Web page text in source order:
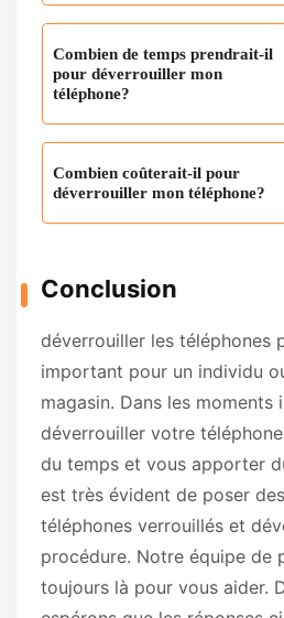
Combien de temps prendrait-il
pour déverrouiller mon
téléphone?
Combien coûterait-il pour
déverrouiller mon téléphone?
Conclusion
déverrouiller les téléphones
important pour un individu
magasin. Dans les moments
déverrouiller votre
du temps et vous apporter
est très évident de poser
téléphones verrouillés et
procédure. Notre équipe de
toujours là pour vous aider.